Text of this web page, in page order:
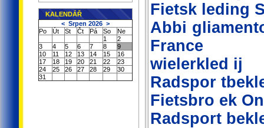
KALENDÁŘ
< Srpen 2026 >
Po
Út St Čt Pá So
Ne
1
2
3
4 5 6 7 8
9
10
11 12 13 14 15
16
17
18 19 20 21 22
23
24
25 26 27 28 29
30
31
Fietsk leding
Abbi
France
wielerkled ij
Radspor
Fietsbro ek
Radsport